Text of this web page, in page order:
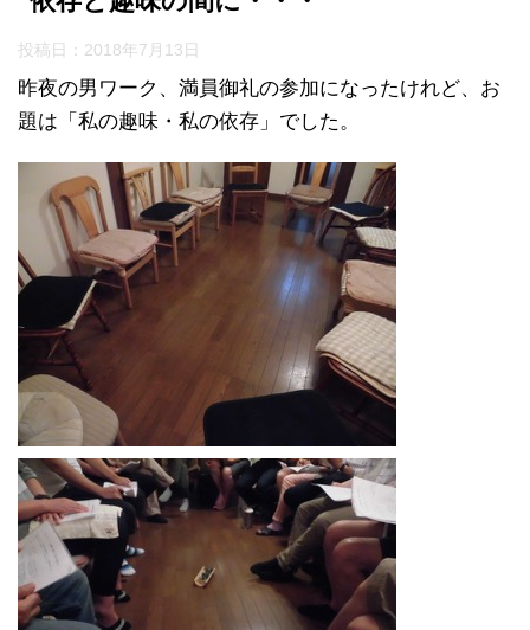
投稿日： 2018年7月13日
昨夜の男ワーク、満員御礼の参加になったけれど、お
題は「私の趣味・私の依存」でした。